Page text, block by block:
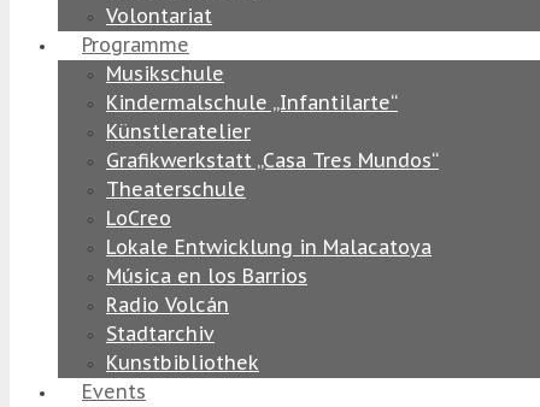
Volontariat
Programme
Musikschule
Kindermalschule „Infantilarte“
Künstleratelier
Grafikwerkstatt „Casa Tres Mundos“
Theaterschule
LoCreo
Lokale Entwicklung in Malacatoya
Música en los Barrios
Radio Volcán
Stadtarchiv
Kunstbibliothek
Events